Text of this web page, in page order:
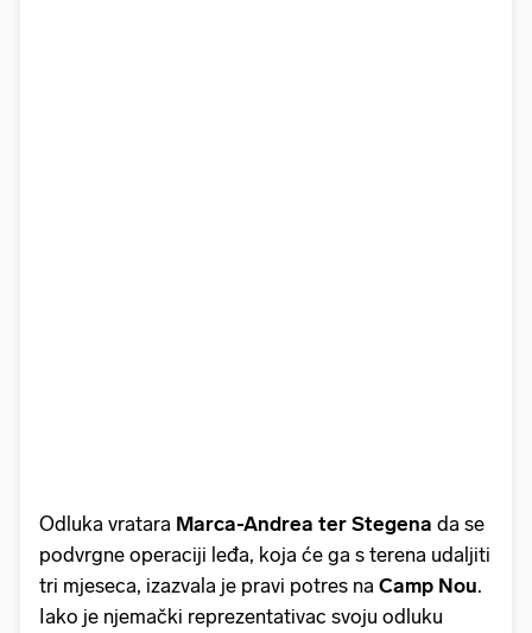
Odluka vratara Marca-Andrea ter Stegena da se
podvrgne operaciji leđa, koja će ga s terena udaljiti
tri mjeseca, izazvala je pravi potres na Camp Nou.
Iako je njemački reprezentativac svoju odluku